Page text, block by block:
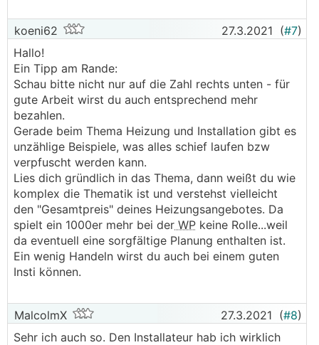
koeni62 27.3.2021 (#7)
Hallo!
Ein Tipp am Rande:
Schau bitte nicht nur auf die Zahl rechts unten - für
gute Arbeit wirst du auch entsprechend mehr
bezahlen.
Gerade beim Thema Heizung und Installation gibt es
unzählige Beispiele, was alles schief laufen bzw
verpfuscht werden kann.
Lies dich gründlich in das Thema, dann weißt du wie
komplex die Thematik ist und verstehst vielleicht
den "Gesamtpreis" deines Heizungsangebotes. Da
spielt ein 1000er mehr bei der WP keine Rolle...weil
da eventuell eine sorgfältige Planung enthalten ist.
Ein wenig Handeln wirst du auch bei einem guten
Insti können.
MalcolmX 27.3.2021 (#8)
Sehr ich auch so. Den Installateur hab ich wirklich